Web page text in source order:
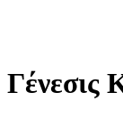
Γένεσις